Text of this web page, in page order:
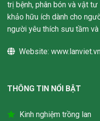
trị bệnh, phân bón và vật
khảo hữu ích dành cho
người yêu thích sưu tầm và
Website:
THÔNG TIN NỔI BẬT
Kinh nghiệm trồng lan